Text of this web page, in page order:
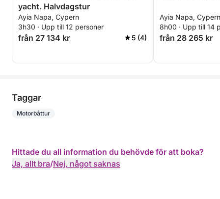
yacht. Halvdagstur
Ayia Napa, Cypern
3h30 · Upp till 12 personer
från 27 134 kr 5 (4)
Ayia Napa, Cypern
8h00 · Upp till 14
från 28 265 kr
Taggar
Motorbåttur
Hittade du all information du behövde för att boka?
Ja, allt bra/Nej, något saknas